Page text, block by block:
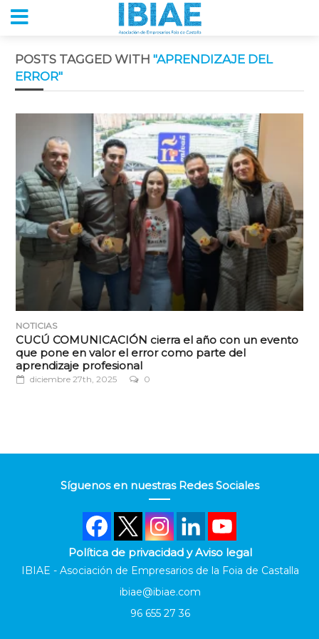
POSTS TAGGED WITH "APRENDIZAJE DEL
ERROR"
NOTICIAS
CUCÚ COMUNICACIÓN cierra el año con un evento
que pone en valor el error como parte del
aprendizaje profesional
diciembre 27th, 2025 0
Síguenos en nuestras Redes Sociales
Política de privacidad y Aviso legal
IBIAE - Asociación de Empresarios de la Foia de Castalla
ibiae@ibiae.com
96 655 27 36